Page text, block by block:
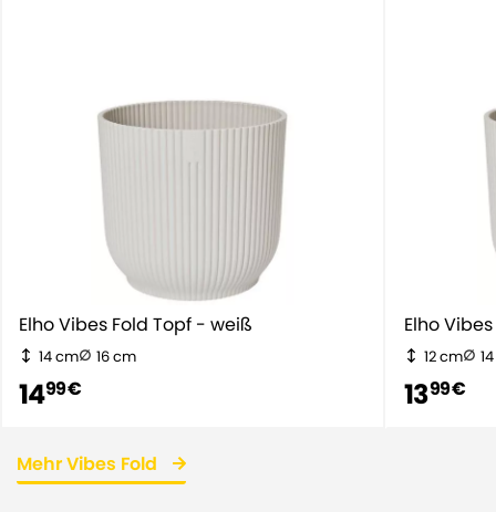
Elho Vibes Fold Topf - weiß
14 cm 16 cm
1499 €
Elho
12 cm
1399 €
Mehr Vibes Fold